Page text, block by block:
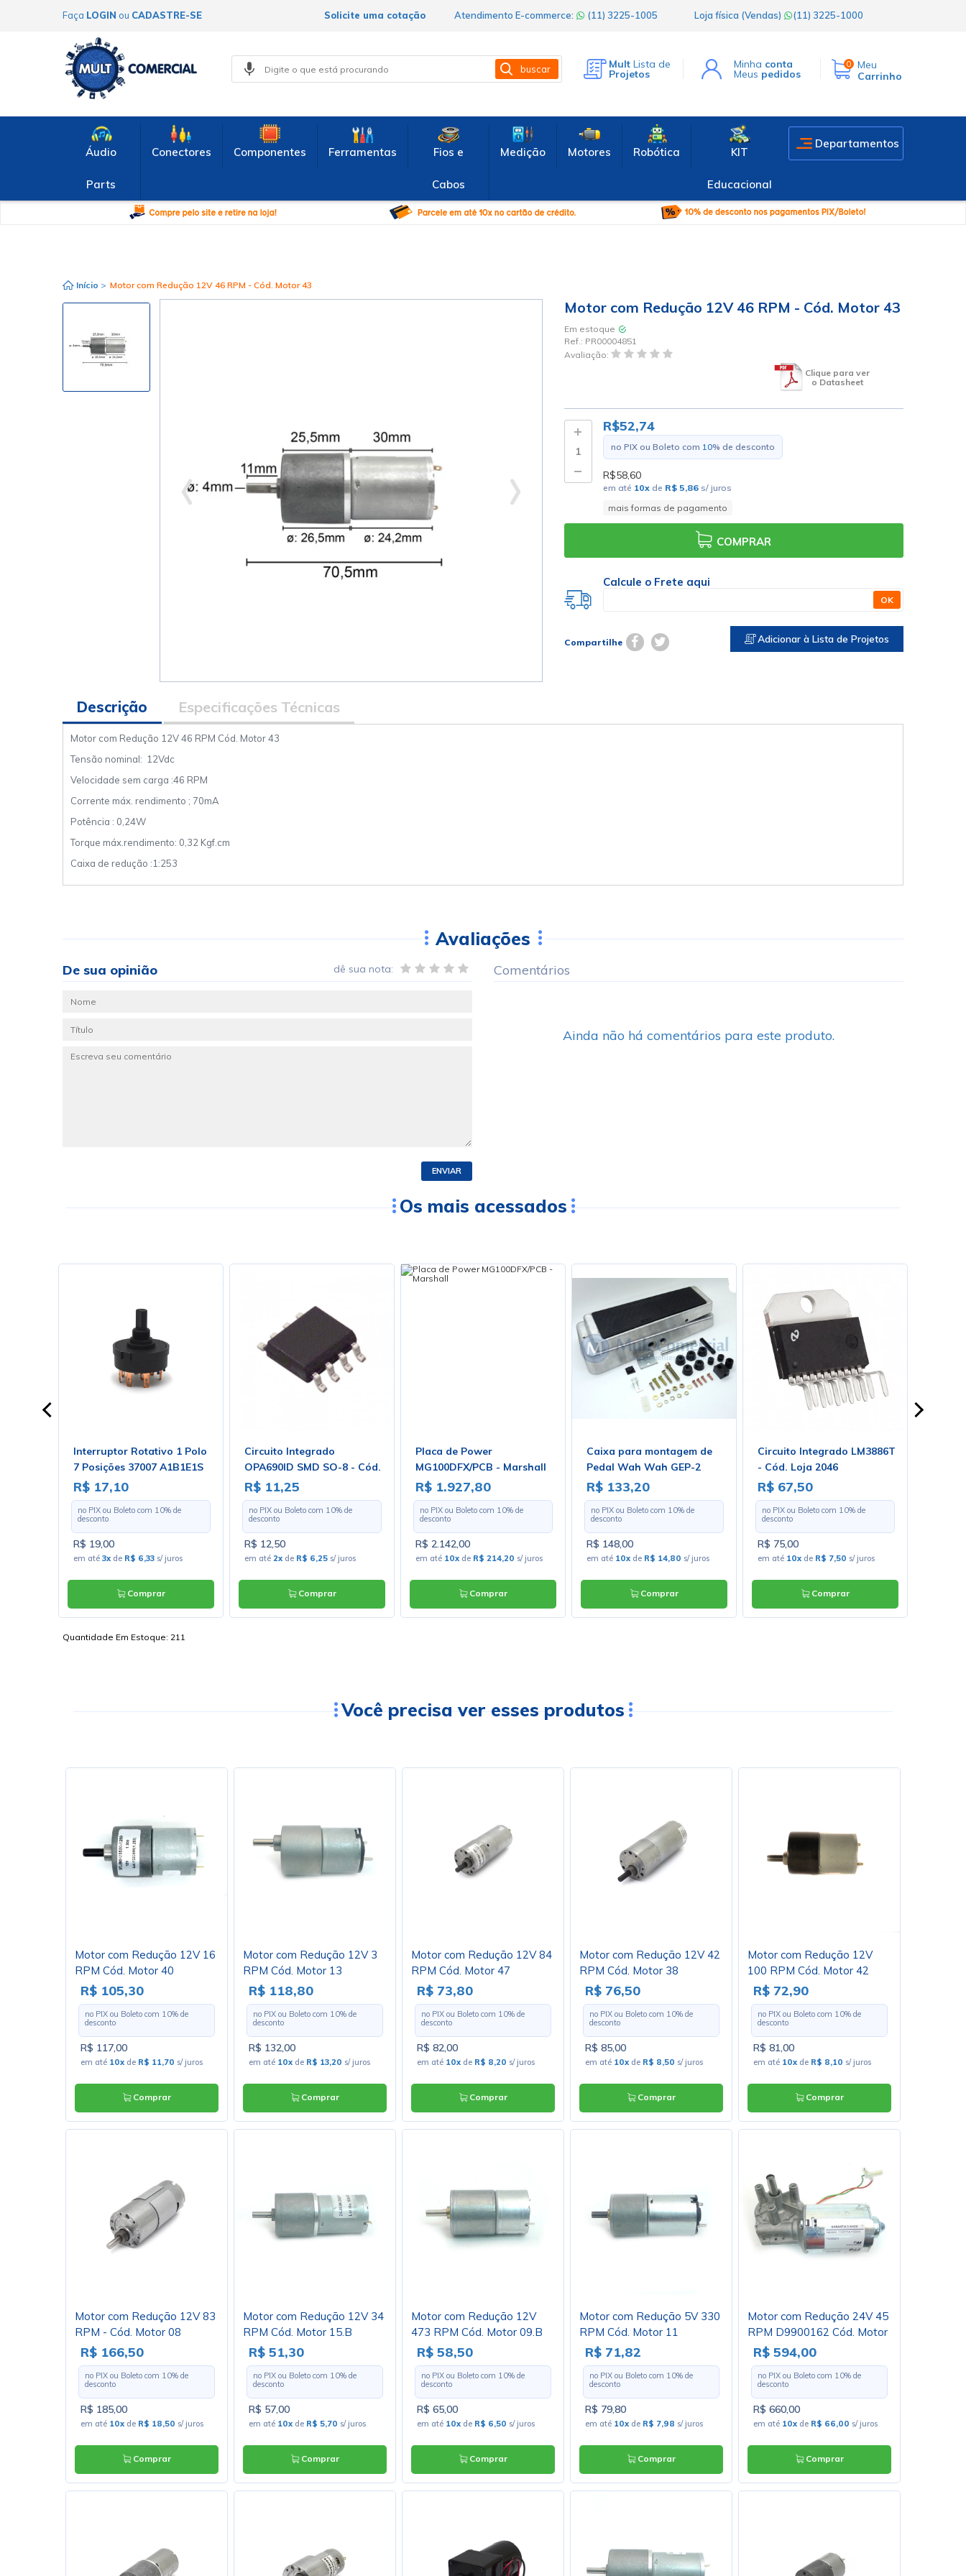
Faça LOGIN ou CADASTRE-SE Atendimento E-commerce: (11) 3225-1005 Loja física (Vendas) (11) 3225-1000
Solicite uma cotação
buscar Mult Lista de
Projetos
Minha conta
Meus pedidos
0
Meu
Carrinho
Áudio
Parts
Conectores Componentes Ferramentas Fios e
Cabos
Medição Motores Robótica KIT
Educacional
Departamentos
Início > Motor com Redução 12V 46 RPM - Cód. Motor 43
Motor com Redução 12V 46 RPM - Cód. Motor 43
Em estoque
Ref.: PR00004851
Avaliação:
Clique para ver
o Datasheet
R$52,74
no PIX ou Boleto com 10% de desconto
R$58,60
em até 10xde R$ 5,86s/ juros
mais formas de pagamento
COMPRAR
Calcule o Frete aqui
OK
Compartilhe Adicionar à Lista de Projetos
Descrição
Motor com Redução 12V 46 RPM Cód. Motor 43
Tensão nominal: 12Vdc
Velocidade sem carga :46 RPM
Corrente máx. rendimento ; 70mA
Potência : 0,24W
Torque máx.rendimento: 0,32 Kgf.cm
Caixa de redução :1:253
Especificações Técnicas
Avaliações
De sua opinião dê sua nota:
ENVIAR
Comentários
Ainda não há comentários para este produto.
Os mais acessados
Interruptor Rotativo 1 Polo
7 Posições 37007 A1B1E1S
R$ 17,10
no PIX ou Boleto com 10% de
desconto
R$ 19,00
em até 3xde R$ 6,33s/ juros
Comprar
Circuito Integrado
OPA690ID SMD SO-8 - Cód.
Loja 4311 - Burr Brow
R$ 11,25
no PIX ou Boleto com 10% de
desconto
R$ 12,50
em até 2xde R$ 6,25s/ juros
Comprar
Placa de Power
MG100DFX/PCB - Marshall
R$ 1.927,80
no PIX ou Boleto com 10% de
desconto
R$ 2.142,00
em até 10xde R$ 214,20 s/ juros
Comprar
Caixa para montagem de
Pedal Wah Wah GEP-2
R$ 133,20
no PIX ou Boleto com 10% de
desconto
R$ 148,00
em até 10xde R$ 14,80 s/ juros
Comprar
Circuito Integrado LM3886T
- Cód. Loja 2046
R$ 67,50
no PIX ou Boleto com 10% de
desconto
R$ 75,00
em até 10xde R$ 7,50 s/ juros
Comprar
Quantidade Em Estoque: 211
Você precisa ver esses produtos
Motor com Redução 12V 16
RPM Cód. Motor 40
R$ 105,30
no PIX ou Boleto com 10% de
desconto
R$ 117,00
em até 10x de R$ 11,70 s/ juros
Comprar
Motor com Redução 12V 3
RPM Cód. Motor 13
R$ 118,80
no PIX ou Boleto com 10% de
desconto
R$ 132,00
em até 10x de R$ 13,20 s/ juros
Comprar
Motor com Redução 12V 84
RPM Cód. Motor 47
R$ 73,80
no PIX ou Boleto com 10% de
desconto
R$ 82,00
em até 10x de R$ 8,20 s/ juros
Comprar
Motor com Redução 12V 42
RPM Cód. Motor 38
R$ 76,50
no PIX ou Boleto com 10% de
desconto
R$ 85,00
em até 10x de R$ 8,50 s/ juros
Comprar
Motor com Redução 12V
100 RPM Cód. Motor 42
R$ 72,90
no PIX ou Boleto com 10% de
desconto
R$ 81,00
em até 10x de R$ 8,10 s/ juros
Comprar
Motor com Redução 12V 83
RPM - Cód. Motor 08
R$ 166,50
no PIX ou Boleto com 10% de
desconto
R$ 185,00
em até 10x de R$ 18,50 s/ juros
Comprar
Motor com Redução 12V 34
RPM Cód. Motor 15.B
R$ 51,30
no PIX ou Boleto com 10% de
desconto
R$ 57,00
em até 10x de R$ 5,70 s/ juros
Comprar
Motor com Redução 12V
473 RPM Cód. Motor 09.B
R$ 58,50
no PIX ou Boleto com 10% de
desconto
R$ 65,00
em até 10x de R$ 6,50 s/ juros
Comprar
Motor com Redução 5V 330
RPM Cód. Motor 11
R$ 71,82
no PIX ou Boleto com 10% de
desconto
R$ 79,80
em até 10x de R$ 7,98 s/ juros
Comprar
Motor com Redução 24V 45
RPM D9900162 Cód. Motor
19
R$ 594,00
no PIX ou Boleto com 10% de
desconto
R$ 660,00
em até 10x de R$ 66,00 s/ juros
Comprar